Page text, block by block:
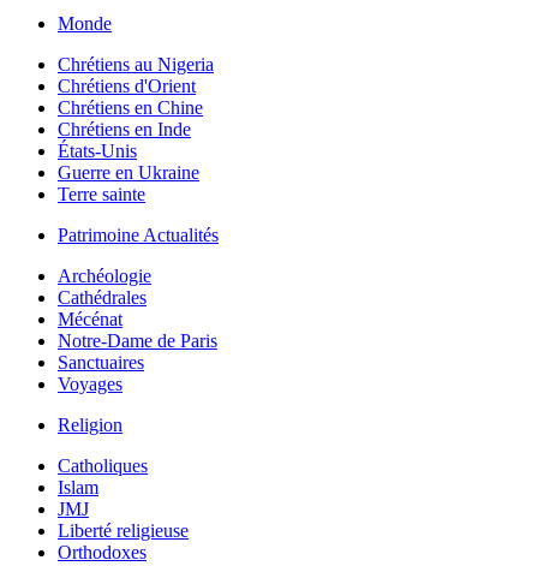
Monde
Chrétiens au Nigeria
Chrétiens d'Orient
Chrétiens en Chine
Chrétiens en Inde
États-Unis
Guerre en Ukraine
Terre sainte
Patrimoine Actualités
Archéologie
Cathédrales
Mécénat
Notre-Dame de Paris
Sanctuaires
Voyages
Religion
Catholiques
Islam
JMJ
Liberté religieuse
Orthodoxes